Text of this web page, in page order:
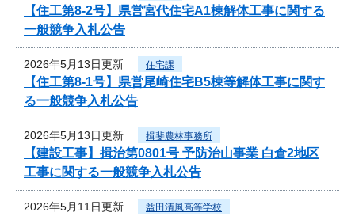
【住工第8-2号】県営宮代住宅A1棟解体工事に関する
一般競争入札公告
2026年5月13日更新 住宅課
【住工第8-1号】県営尾崎住宅B5棟等解体工事に関す
る一般競争入札公告
2026年5月13日更新 揖斐農林事務所
【建設工事】揖治第0801号 予防治山事業 白倉2地区
工事に関する一般競争入札公告
2026年5月11日更新 益田清風高等学校